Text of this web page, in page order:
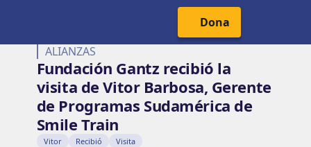
Cabecera del SitioDona
ALIANZAS
Fundación Gantz recibió la
visita de Vitor Barbosa, Gerente
de Programas Sudamérica de
Smile Train
Vitor Recibió
Visita